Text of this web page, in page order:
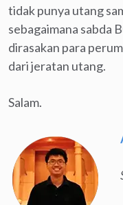
tidak punya utang
sebagaimana sabda
dirasakan para
dari jeratan utang.
Salam.